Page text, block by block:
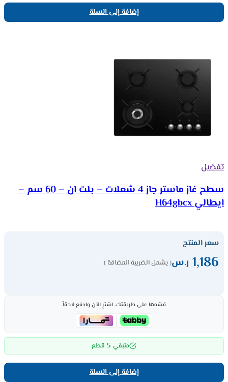
إضافة إلى السلة
تفضيل
سطح غاز ماستر جاز 4 شعلات – بلت ان – 60 سم –
ايطالي H64gbcx
سعر المنتج
1,186 ر.س( يشمل الضريبة المضافة )
قسّمها على طريقتك، اشترِ الآن وادفع لاحقاً
متبقي 5 قطع
إضافة إلى السلة